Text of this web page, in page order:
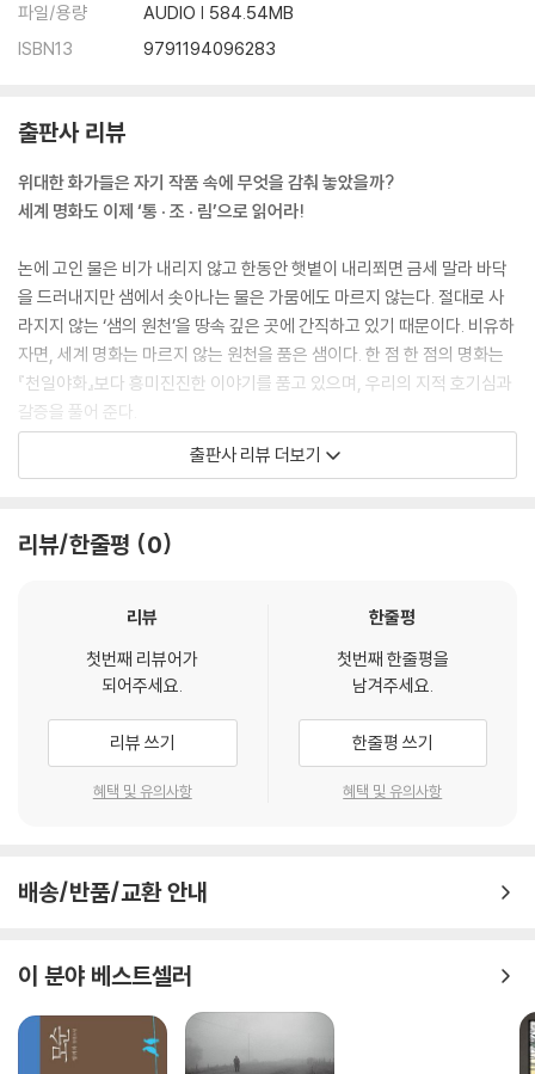
을 사며 외면당했을까?
53. 마네의 [올랭피아]가 19세기 후반 프랑스 사회를 발칵 뒤집어 놓은 까
다면 세계 전쟁사를 다시 써야 했을 수도 있다?
55. 마티스의 [춤] 3부작 중 하나만 미완성으로 남은 수수께끼는?
56. 고야는 왜 [카를로스 4세 가족]의 왕과 왕비 사이에 부자연스러운 공
간을 비워 두었을까?
57. 서양 미술사에서 가장 상습적으로 마감일을 어긴 뜻밖의 화가는?
58. 크라나흐의 [비너스]는 체계적인 시스템 속에서 대량 생산된 그림이
라는데?
59. 뒤샹이 미술 전시회에 ‘남성용 소변기’를 작품으로 출품한 의도는?
60. [오필리아]의 화가 밀레이는 왜 모델의 부모에게 고소당했을까?
Chapter 5. 홀바인이 [대사들]에 ‘해골’ 이미지를 은밀히 숨겨 놓은 이
사용했다고?
63. ‘목욕하는 사람들’을 주제로 그림을 그리면서 세잔은 왜 실제 여성과
작업하지 않고 상상으로 그렸을까?
64. 인생 만년에 르누아르가 움직이지 않는 손에 붓을 매달아 그린 [목욕
하는 사람들]이 ‘르누아르 미술 세계의 집대성’으로 평가받는 이유는?
65. 홀바인은 왜 [대사들]을 그리면서 ‘해골’ 이미지를 은밀히 숨겨 놓았을
66. 대낮에 출동하는 민병대를 그린 그림이 ‘야경’이라는 이름으로 불리게
자신일까?
69. 영국 화가 터너의 [국회의사당 화재]가 프랑스 인상주의 화가들에게
70. 세이키가 [독서]에서 빛의 움직임을 그토록 생생하게 묘사할 수 있었
던 비결은?
파일/용량
AUDIO | 584.54MB
ISBN13
9791194096283
출판사 리뷰
위대한 화가들은 자기 작품 속에 무엇을 감춰 놓았을까?
세계 명화도 이제 ‘통 · 조 · 림’으로 읽어라!
논에 고인 물은 비가 내리지 않고 한동안 햇볕이 내리쬐면 금세 말라 바닥
을 드러내지만 샘에서 솟아나는 물은 가뭄에도 마르지 않는다. 절대로 사
라지지 않는 ‘샘의 원천’을 땅속 깊은 곳에 간직하고 있기 때문이다. 비유하
자면, 세계 명화는 마르지 않는 원천을 품은 샘이다. 한 점 한 점의 명화는
『천일야화』보다 흥미진진한 이야기를 품고 있으며, 우리의 지적 호기심과
갈증을 풀어 준다.
사람과나무사이가 출간한 『세계 명화 잡학사전 통조림』은 세계 명화 89점
암시하는 죽음과 운명, 화가와 모델의 파란만장한 인생 이야기를 들려준
화가 말려든 일대 스캔들을 비롯해 명화에 대한 우리 상식의 허를 찌르고
이 책은 비유하자면, 89그루의 명화 이야기라는 나무로 이루어진 ‘숲’이자
89가지 기상천외하고, 은밀하고, 흥미진진한 명화 이야기라는 재료로 만
들어진 ‘통조림’이다. 세계 명화도 ‘통째로, 조목조목 ― 통 · 조 · 림’ 방식으
로 읽으면 지금까지 알지 못했던 진실들이 베일을 벗고 모습을 드러내기
· 달리는 왜 밀레의 [만종] 속 농부 부부가 감사 기도를 드리는 것이 아니라
바르비종파를 대표하는 화가이자 ‘농민 화가’라는 별명으로도 유명한 인
물, 장 프랑수아 밀레. [씨 뿌리는 사람], [이삭 줍는 여인] 등과 함께 [만
종]은 밀레가 남긴 최고 걸작으로 꼽힌다.
출판사 리뷰 더보기
리뷰/한줄평 0
리뷰
첫번째 리뷰어가
되어주세요.
리뷰 쓰기
혜택 및 유의사항
한줄평
첫번째 한줄평을
남겨주세요.
한줄평 쓰기
혜택 및 유의사항
배송/반품/교환 안내
이 분야 베스트셀러